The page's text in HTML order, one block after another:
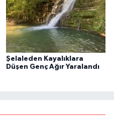
Şelaleden Kayalıklara
Düşen Genç Ağır Yaralandı